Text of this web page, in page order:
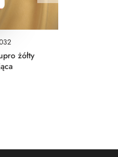
żółty